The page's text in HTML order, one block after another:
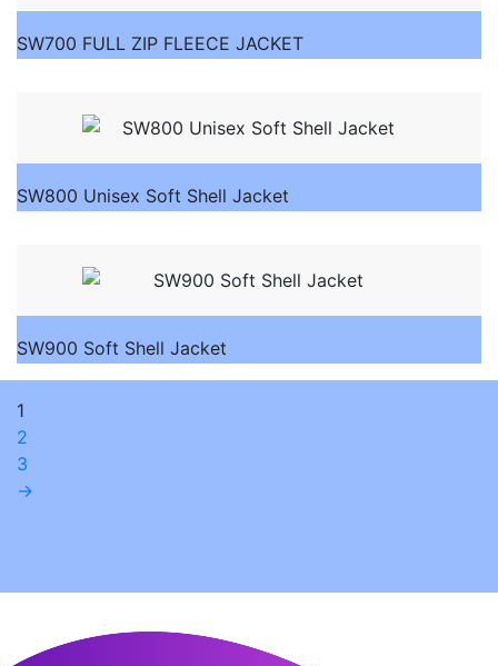
SW700 FULL ZIP FLEECE JACKET
SW800 Unisex Soft Shell Jacket
SW900 Soft Shell Jacket
1
2
3
→